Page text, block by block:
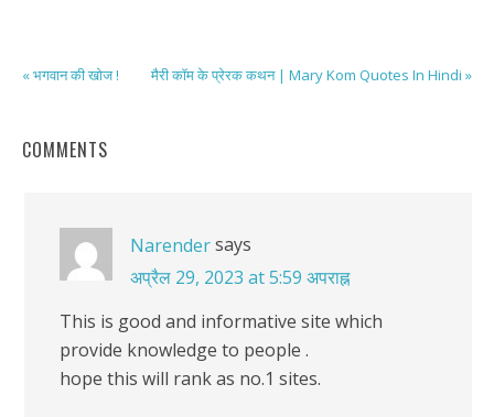
« भगवान की खोज ! मैरी कॉम के प्रेरक कथन | Mary Kom Quotes In Hindi »
COMMENTS
Narendersays
अप्रैल 29, 2023 at 5:59 अपराह्न
This is good and informative site which
provide knowledge to people .
hope this will rank as no.1 sites.